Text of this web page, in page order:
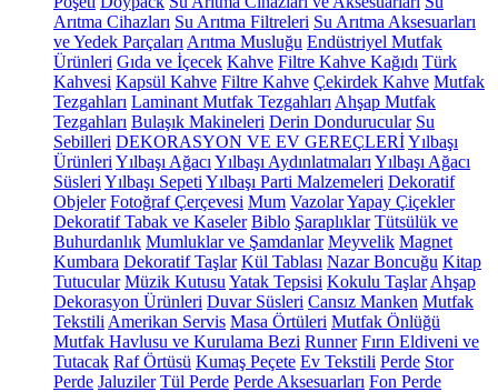
Arıtma Cihazları Su Arıtma Filtreleri Su Arıtma Aksesuarları
ve Yedek Parçaları Arıtma Musluğu Endüstriyel Mutfak
Ürünleri Gıda ve İçecek Kahve Filtre Kahve Kağıdı Türk
Kahvesi Kapsül Kahve Filtre Kahve Çekirdek Kahve Mutfak
Tezgahları Laminant Mutfak Tezgahları Ahşap Mutfak
Tezgahları Bulaşık Makineleri Derin Dondurucular Su
Sebilleri DEKORASYON VE EV GEREÇLERİYılbaşı
Ürünleri Yılbaşı Ağacı Yılbaşı Aydınlatmaları Yılbaşı Ağacı
Süsleri Yılbaşı Sepeti Yılbaşı Parti Malzemeleri Dekoratif
Objeler Fotoğraf Çerçevesi Mum VazolarYapay Çiçekler
Dekoratif Tabak ve Kaseler Biblo Şaraplıklar Tütsülük ve
Buhurdanlık Mumluklar ve Şamdanlar Meyvelik Magnet
Kumbara Dekoratif Taşlar Kül Tablası Nazar Boncuğu Kitap
Tutucular Müzik Kutusu Yatak Tepsisi Kokulu Taşlar Ahşap
Dekorasyon Ürünleri Duvar Süsleri Cansız Manken Mutfak
Tekstili Amerikan Servis Masa Örtüleri Mutfak Önlüğü
Mutfak Havlusu ve Kurulama Bezi Runner Fırın Eldiveni ve
Tutacak Raf Örtüsü Kumaş Peçete Ev Tekstili Perde Stor
Perde Jaluziler Tül Perde Perde Aksesuarları Fon Perde